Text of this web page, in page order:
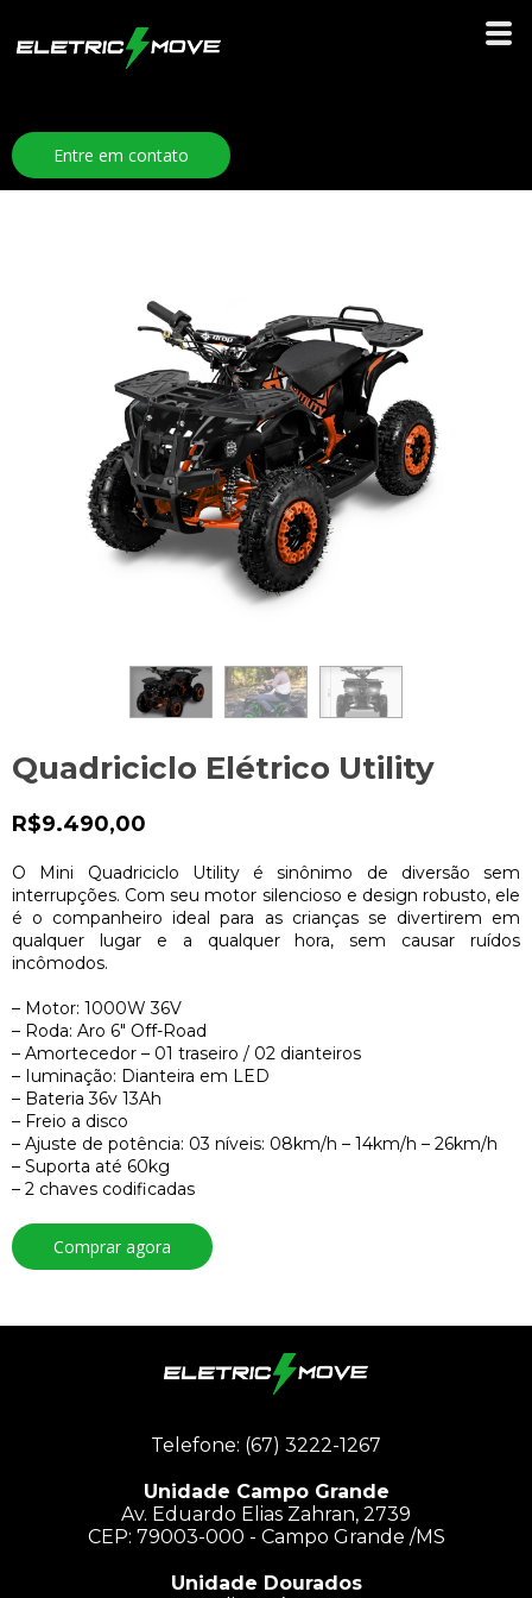
Entre em contato
Quadriciclo Elétrico Utility
R$9.490,00
O Mini Quadriciclo Utility é sinônimo de diversão sem
interrupções. Com seu motor silencioso e design robusto, ele
é o companheiro ideal para as crianças se divertirem em
qualquer lugar e a qualquer hora, sem causar ruídos
incômodos.
– Motor: 1000W 36V
– Roda: Aro 6″ Off-Road
– Amortecedor – 01 traseiro / 02 dianteiros
– Iuminação: Dianteira em LED
– Bateria 36v 13Ah
– Freio a disco
– Ajuste de potência: 03 níveis: 08km/h – 14km/h – 26km/h
– Suporta até 60kg
– 2 chaves codificadas
Comprar agora
Telefone: (67) 3222-1267
Unidade Campo Grande
Av. Eduardo Elias Zahran, 2739
CEP: 79003-000 - Campo Grande /MS
Unidade Dourados